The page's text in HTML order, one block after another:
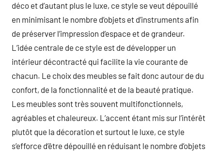
déco et d’autant plus le luxe, ce style se veut dépouillé
en minimisant le nombre d’objets et d’instruments afin
de préserver l’impression d’espace et de grandeur.
L’idée centrale de ce style est de développer un
intérieur décontracté qui facilite la vie courante de
chacun. Le choix des meubles se fait donc autour de du
confort, de la fonctionnalité et de la beauté pratique.
Les meubles sont très souvent multifonctionnels,
agréables et chaleureux. L’accent étant mis sur l’intérêt
plutôt que la décoration et surtout le luxe, ce style
s’efforce d’être dépouillé en réduisant le nombre d’objets